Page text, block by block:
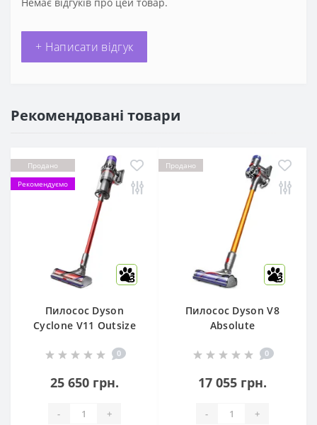
Немає відгуків про цей товар.
+ Написати відгук
Рекомендовані товари
Продано
Рекомендуємо
3
Пилосос Dyson
Cyclone V11 Outsize
0
25 650 грн.
- +
Продано
3
Пилосос Dyson V8
Absolute
0
17 055 грн.
- +